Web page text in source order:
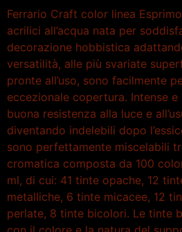
Ferrario Craft color linea
acrilici all’acqua nata per
decorazione hobbistica
versatilità, alle più svariate
pronte all’uso, sono facilmente
eccezionale copertura. Intense
buona resistenza alla luce e
diventando indelebili dopo
sono perfettamente miscelabili
cromatica composta da 100
ml, di cui: 41 tinte opache, 12
metalliche, 6 tinte micacee, 12
perlate, 8 tinte bicolori. Le tinte